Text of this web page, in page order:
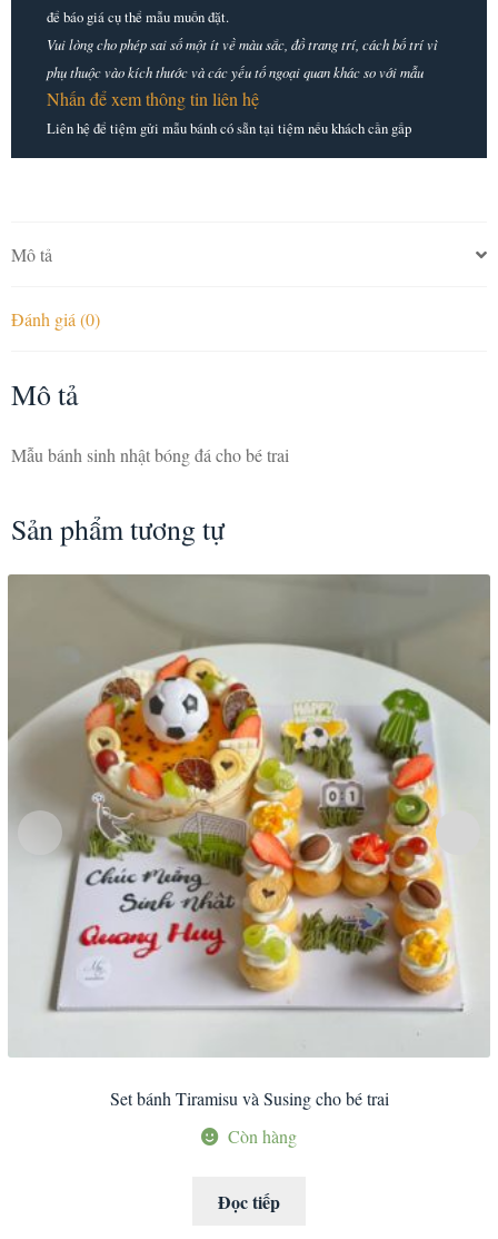
để báo giá cụ thể mẫu muốn đặt.
Vui lòng cho phép sai số một ít về màu sắc, đồ trang trí, cách bố trí vì
phụ thuộc vào kích thước và các yếu tố ngoại quan khác so với mẫu
Nhấn để xem thông tin liên hệ
Liên hệ để tiệm gửi mẫu bánh có sẵn tại tiệm nếu khách cần gấp
Mô tả
Đánh giá (0)
Mô tả
Mẫu bánh sinh nhật bóng đá cho bé trai
Sản phẩm tương tự
Set bánh Tiramisu và Susing cho bé trai
Còn hàng
Đọc tiếp